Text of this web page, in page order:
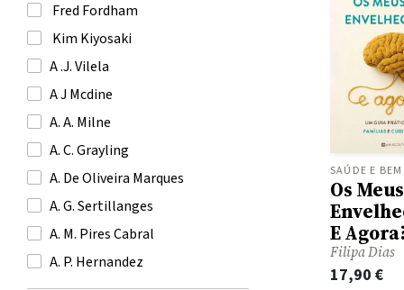
Lifestyle
Mochilas e Sacos
Moda
Música
Nossas Sugestões para o Verão
Novidades
Sacos
Sexy Books
Sugestão Leituras de Verão
Weekenders
Fred Fordham
Kim Kiyosaki
A .J. Vilela
A J Mcdine
A. A. Milne
A. C. Grayling
A. De Oliveira Marques
A. G. Sertillanges
A. M. Pires Cabral
A. P. Hernandez
SAÚDE E BEM
Os
E
Filipa Dias
17,90 €